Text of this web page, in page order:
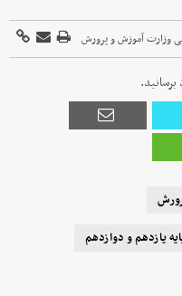
وزارت آموزش و پرورش
یازدهم و دوازدهم